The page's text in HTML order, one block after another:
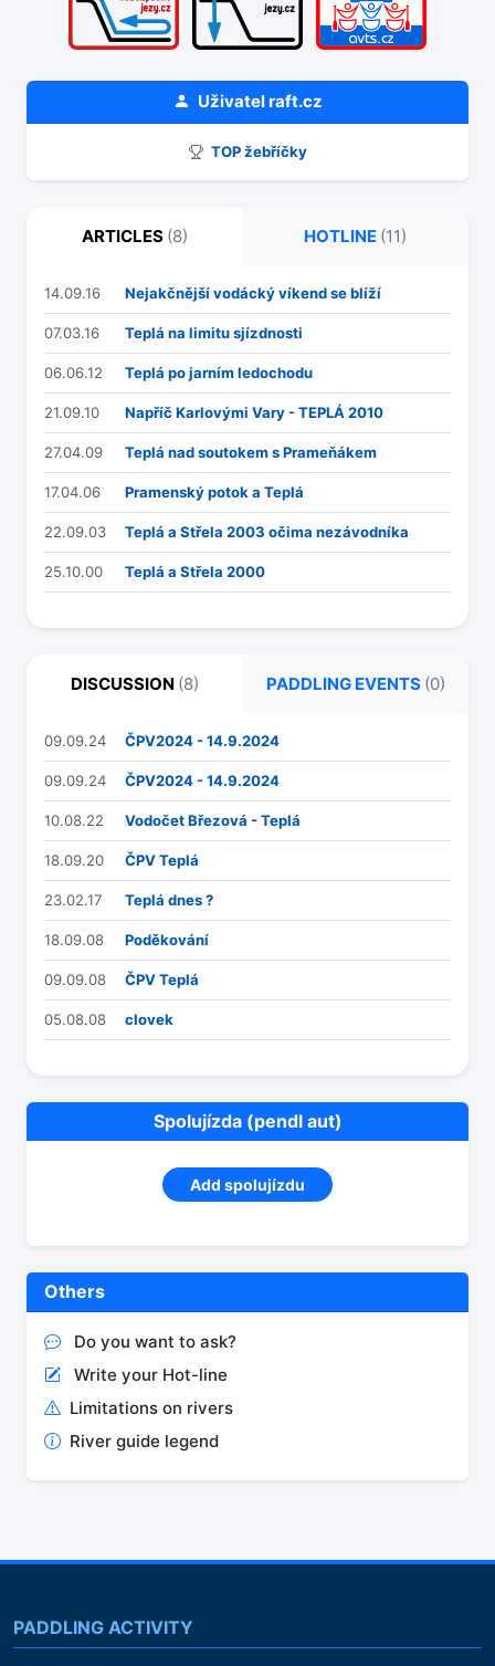
Uživatelraft.cz
TOP žebříčky
ARTICLES (8) HOTLINE (11)
14.09.16 Nejakčnější vodácký víkend se blíží
07.03.16 Teplá na limitu sjízdnosti
06.06.12 Teplá po jarním ledochodu
21.09.10 Napříč Karlovými Vary - TEPLÁ 2010
27.04.09 Teplá nad soutokem s Prameňákem
17.04.06 Pramenský potok a Teplá
22.09.03 Teplá a Střela 2003 očima nezávodníka
25.10.00 Teplá a Střela 2000
DISCUSSION (8) PADDLING EVENTS (0)
09.09.24 ČPV2024 - 14.9.2024
09.09.24 ČPV2024 - 14.9.2024
10.08.22 Vodočet Březová - Teplá
18.09.20 ČPV Teplá
23.02.17 Teplá dnes ?
18.09.08 Poděkování
09.09.08 ČPV Teplá
05.08.08 clovek
Spolujízda (pendl aut)
Add spolujízdu
Others
Do you want to ask?
Write your Hot-line
Limitations on rivers
River guide legend
PADDLING ACTIVITY